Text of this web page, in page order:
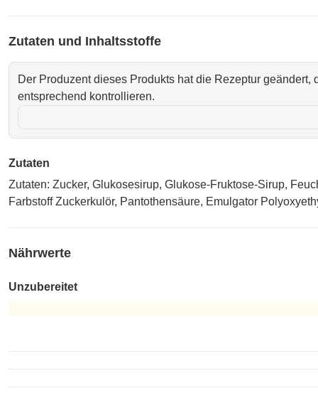
Zutaten und Inhaltsstoffe
Der Produzent dieses Produkts hat die Rezeptur
entsprechend kontrollieren.
Zutaten
Zutaten: Zucker, Glukosesirup, Glukose-Fruktose-Sirup,
Farbstoff Zuckerkulör, Pantothensäure, Emulgator
Nährwerte
Unzubereitet